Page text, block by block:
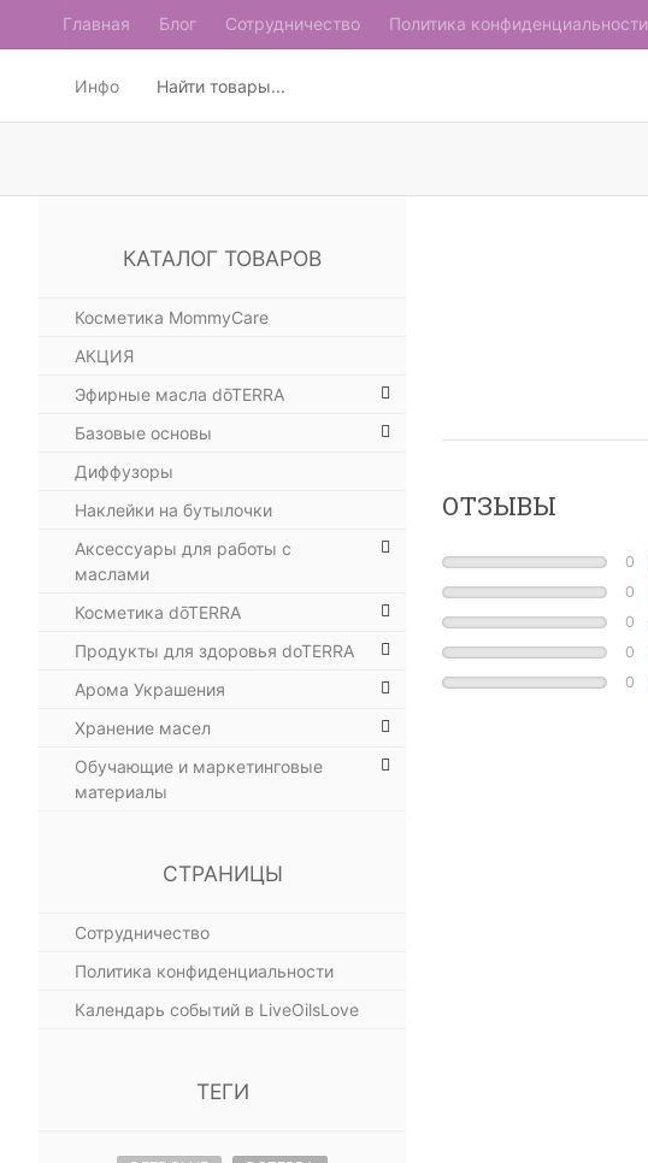
Главная Блог Сотрудничество Политика конфиденциальности
Инфо
ОТЗЫВЫ
0
0
0
0
0
КАТАЛОГ ТОВАРОВ
Косметика MommyCare
АКЦИЯ
Эфирные масла dōTERRA
Базовые основы
Диффузоры
Наклейки на бутылочки
Аксессуары для работы с
маслами
Косметика dōTERRA
Продукты для здоровья doTERRA
Арома Украшения
Хранение масел
Обучающие и маркетинговые
материалы
СТРАНИЦЫ
Сотрудничество
Политика конфиденциальности
Календарь событий в LiveOilsLove
ТЕГИ